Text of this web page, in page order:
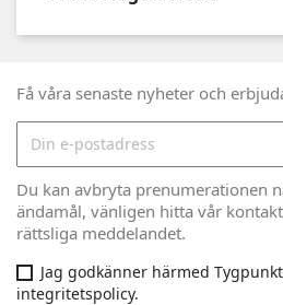
Få våra senaste nyheter och
Du kan avbryta prenumerationen
ändamål, vänligen hitta vår
rättsliga meddelandet.
Jag godkänner härmed
integritetspolicy.